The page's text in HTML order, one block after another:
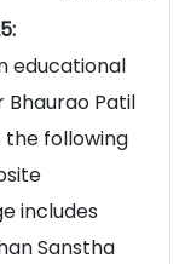
educational
Patil
the following
includes
Sanstha